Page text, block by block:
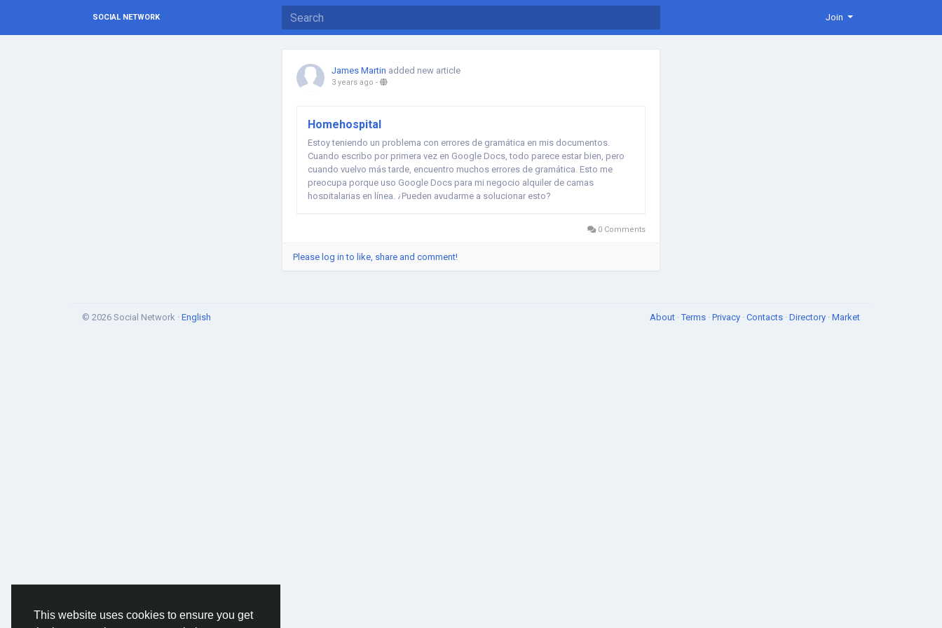
This website uses cookies to ensure you get
SOCIAL NETWORK Join
James Martin added new article
3 years ago -
Homehospital
Estoy teniendo un problema con errores de gramática en mis documentos.
Cuando escribo por primera vez en Google Docs, todo parece estar bien, pero
cuando vuelvo más tarde, encuentro muchos errores de gramática. Esto me
preocupa porque uso Google Docs para mi negocio alquiler de camas
hospitalarias en línea. ¿Pueden ayudarme a solucionar esto?
0 Comments
Please log in to like, share and comment!
© 2026 Social Network · English About ·Terms · Privacy · Contacts · Directory · Market